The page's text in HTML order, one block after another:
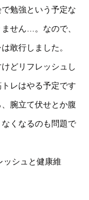
勉強という予定な
せん…。なので、
敢行しました。
どリフレッシュし
レはやる予定です
腕立て伏せとか腹
くなるのも問題で
ッシュと健康維